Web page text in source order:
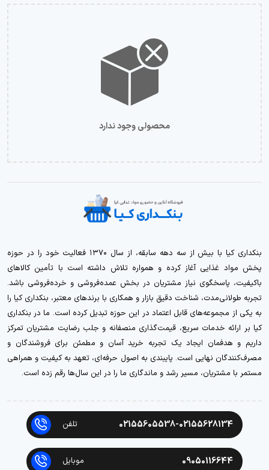
محصولی وجود ندارد
بنکداری کیا با بیش از سه دهه سابقه، از سال ۱۳۷۰ فعالیت خود را در حوزه
پخش مواد غذایی آغاز کرده و همواره تلاش داشته است با تأمین کالاهای
باکیفیت، پاسخگوی نیاز مشتریان در بخش عمده‌فروشی و خرده‌فروشی باشد.
تجربه طولانی‌مدت، شناخت دقیق بازار و همکاری با برندهای معتبر، بنکداری کیا را
به یکی از مجموعه‌های قابل اعتماد در این حوزه تبدیل کرده است. ما در بنکداری
کیا بر ارائه خدمات سریع، قیمت‌گذاری منصفانه و جلب رضایت مشتریان تمرکز
داریم و هدفمان ایجاد یک تجربه خرید آسان و مطمئن برای فروشندگان و
مصرف‌کنندگان نهایی است. پایبندی به اصول حرفه‌ای، تعهد به کیفیت و همراهی
مستمر با مشتریان، مسیر رشد و ماندگاری ما را در این سال‌ها رقم زده است.
02155605538-02155628134 تلفن
09050116644 موبایل